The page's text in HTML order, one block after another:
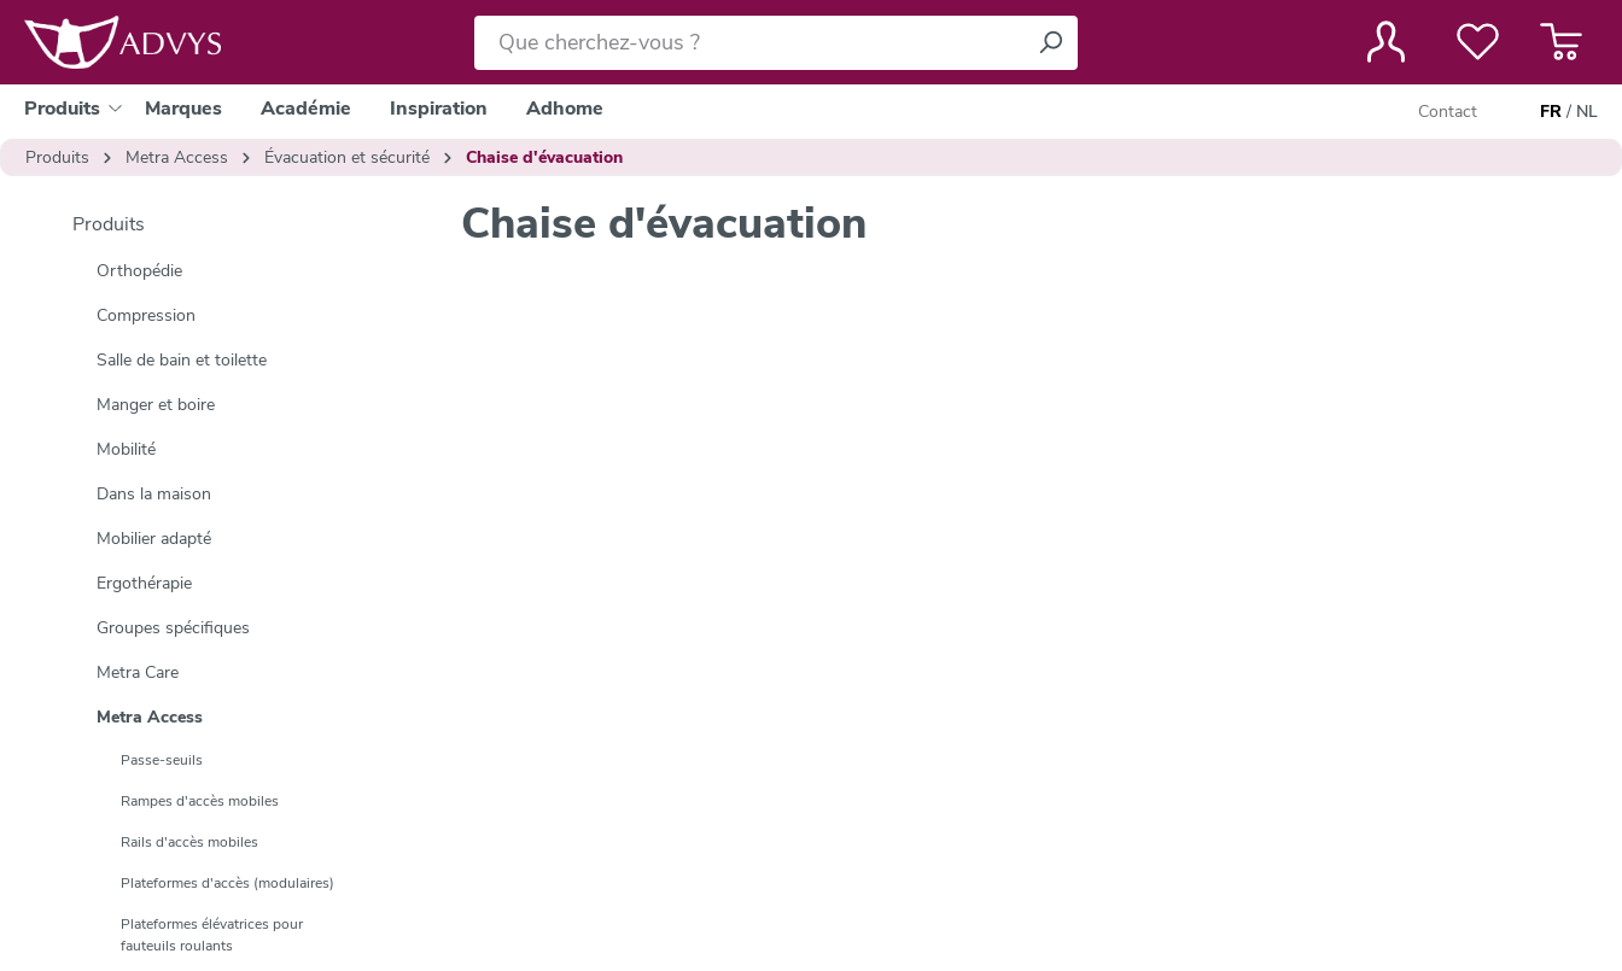
recherche Passer à la navigation principale
Produits Marques Académie Inspiration Adhome Contact FR / NL
Produits
Metra Access Évacuation et sécurité Chaise d'évacuation
Produits
Orthopédie
Compression
Salle de bain et toilette
Manger et boire
Mobilité
Dans la maison
Mobilier adapté
Ergothérapie
Groupes spécifiques
Metra Care
Metra Access
Passe-seuils
Rampes d'accès mobiles
Rails d'accès mobiles
Plateformes d'accès (modulaires)
Plateformes élévatrices pour
fauteuils roulants
Chaise d'évacuation